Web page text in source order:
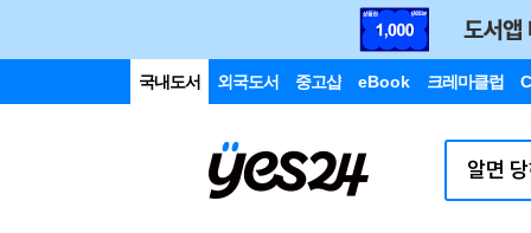
국내도서 외국도서 중고샵 eBook 크레마클럽